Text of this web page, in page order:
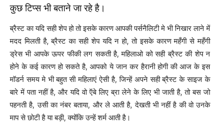
कुछ टिप्स भी बताने जा रहे है।
ब्रैस्ट का यदि सही शेप हो तो इसके कारण आपकी पर्सनैलिटी मे भी निखार लाने में
मदद मिलती है, ब्रैस्ट का सही शेप यदि न हो, तो इसके कारण महँगी से महँगी
ड्रेस भी आपके ऊपर फीकी लग सकती है, महिलाओ को सही ब्रैस्ट की शेप न
होने के कई कारण हो सकते है, आपको ये जान कर हैरानी होगी की आज के इस
मॉडर्न समय मे भी बहुत सी महिलाएं ऐसी है, जिन्हें अपने सही ब्रैस्ट के साइज के
बारे में पता नहीं है, और यदि वो ऍबे लिए ब्रा लेने के लिए भी जाती है, तो बस जो
पहनती है, उसी का नंबर बताया, और ले आती है, देखती भी नहीं है की वो उनके
माप से छोटी है या बड़ी, क्योंकि उन्हें शर्म आती है।